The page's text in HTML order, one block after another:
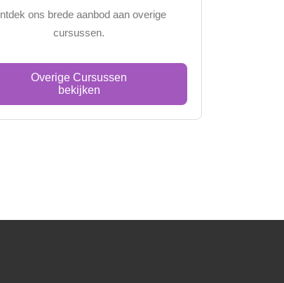
ons brede aanbod aan overige
cursussen.
Overige Cursussen
bekijken